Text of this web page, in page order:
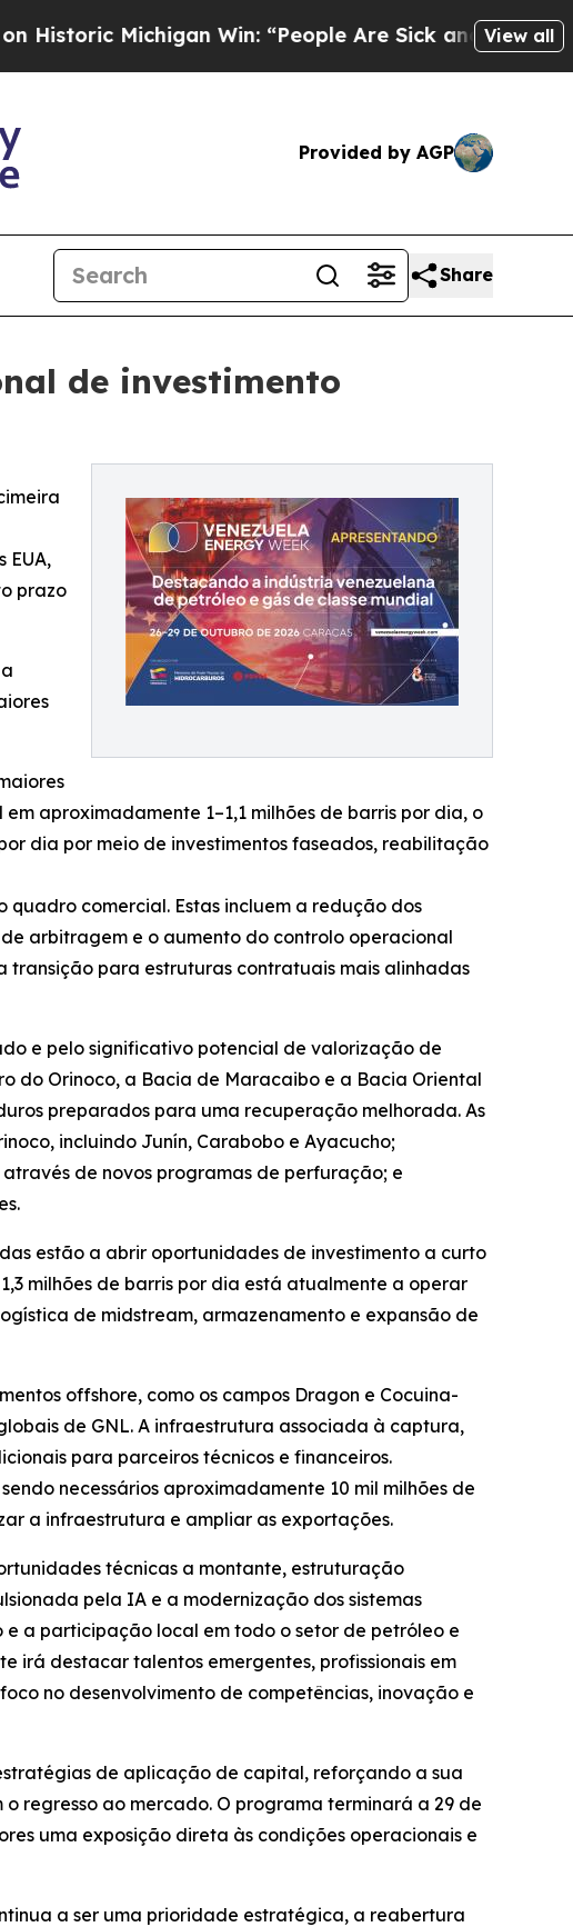
Michigan Win: “People Are Sick and Tired of This
View all
Provided by AGP
Share
de investimento
EUA,
prazo
aproximadamente 1–1,1 milhões de barris por dia, o
dia por meio de investimentos faseados, reabilitação
comercial. Estas incluem a redução dos
arbitragem e o aumento do controlo operacional
transição para estruturas contratuais mais alinhadas
e pelo significativo potencial de valorização de
do Orinoco, a Bacia de Maracaibo e a Bacia Oriental
preparados para uma recuperação melhorada. As
incluindo Junín, Carabobo e Ayacucho;
de novos programas de perfuração; e
estão a abrir oportunidades de investimento a curto
milhões de barris por dia está atualmente a operar
de midstream, armazenamento e expansão de
offshore, como os campos Dragon e Cocuina-
de GNL. A infraestrutura associada à captura,
para parceiros técnicos e financeiros.
necessários aproximadamente 10 mil milhões de
a infraestrutura e ampliar as exportações.
técnicas a montante, estruturação
pela IA e a modernização dos sistemas
a participação local em todo o setor de petróleo e
irá destacar talentos emergentes, profissionais em
no desenvolvimento de competências, inovação e
de aplicação de capital, reforçando a sua
regresso ao mercado. O programa terminará a 29 de
uma exposição direta às condições operacionais e
a ser uma prioridade estratégica, a reabertura